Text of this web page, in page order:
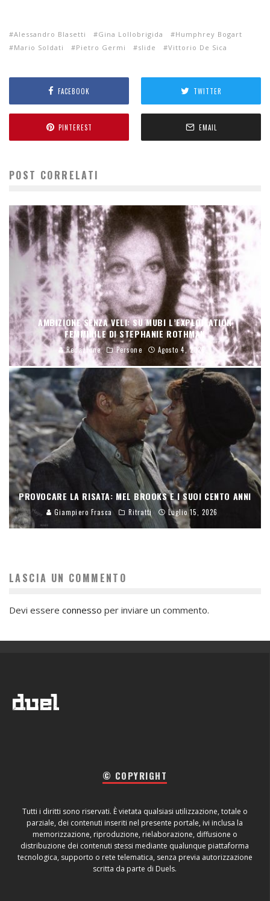
Alessandro Blasetti Gina Lollobrigida
Humphrey Bogart
Mario Soldati
Pietro Germi slide Vittorio De Sica
FACEBOOK TWITTER
PINTEREST EMAIL
POST CORRELATI
AMBIZIONE SENZA VELI: SU MUBI L’EXPLOITATION
FEMMINILE DI STEPHANIE ROTHMAN
Redazione Persone Agosto 4, 2026
PROVOCARE LA RISATA: MEL BROOKS E I SUOI CENTO ANNI
Giampiero Frasca Ritratti Luglio 15, 2026
LASCIA UN COMMENTO
Devi essere connesso per inviare un commento.
© COPYRIGHT
Tutti i diritti sono riservati. È vietata qualsiasi utilizzazione, totale o
parziale, dei contenuti inseriti nel presente portale, ivi inclusa la
memorizzazione, riproduzione, rielaborazione, diffusione o
distribuzione dei contenuti stessi mediante qualunque piattaforma
tecnologica, supporto o rete telematica, senza previa autorizzazione
scritta da parte di Duels.